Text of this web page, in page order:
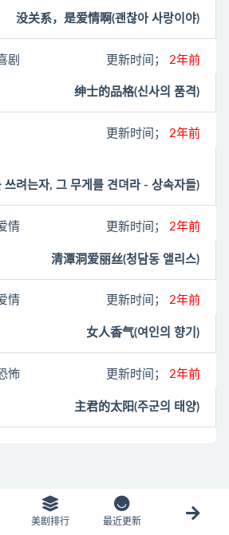
没关系，是爱情啊(괜찮아 사랑이야)
剧 更新时间； 2年前
绅士的品格(신사의 품격‎)
更新时间； 2年前
려는자, 그 무게를 견뎌라 - 상속자들)
情 更新时间； 2年前
清潭洞爱丽丝(청담동 앨리스)
情 更新时间； 2年前
女人香气(여인의 향기‎)
怖 更新时间； 2年前
主君的太阳(주군의 태양)
美剧排行 最近更新